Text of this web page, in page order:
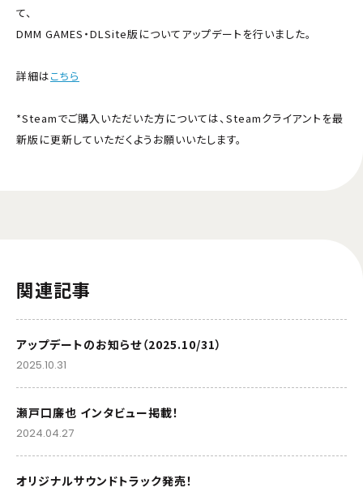
て、
DMM GAMES・DLSite版についてアップデートを行いました。
詳細はこちら
*Steamでご購入いただいた方については、Steamクライアントを最
新版に更新していただくようお願いいたします。
関連記事
アップデートのお知らせ（2025.10/31）
2025.10.31
瀬戸口廉也 インタビュー掲載！
2024.04.27
オリジナルサウンドトラック発売！